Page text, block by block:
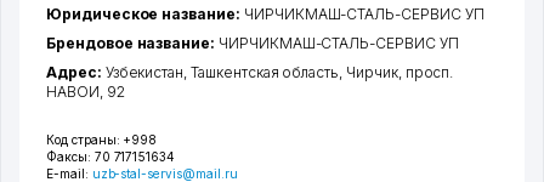
Код страны: +998
Факсы: 70 717151634
E-mail: uzb-stal-servis@mail.ru
Юридическое название: ЧИРЧИКМАШ-СТАЛЬ-СЕРВИС УП
Брендовое название: ЧИРЧИКМАШ-СТАЛЬ-СЕРВИС УП
Адрес: Узбекистан,Ташкентская область Чирчик, просп.
НАВОИ , 92